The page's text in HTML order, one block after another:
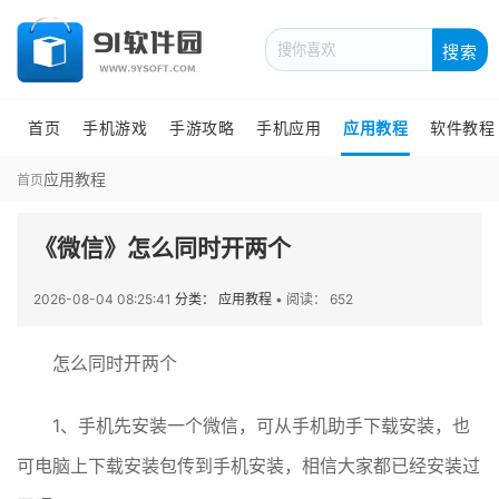
搜索
首页 手机游戏 手游攻略 手机应用 应用教程 软件教程
首页应用教程
《微信》怎么同时开两个
2026-08-04 08:25:41 分类： 应用教程 • 阅读： 652
怎么同时开两个
1、手机先安装一个微信，可从手机助手下载安装，也
可电脑上下载安装包传到手机安装，相信大家都已经安装过